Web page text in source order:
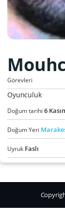
Görevleri
Oyunculuk
Doğum tarihi 6
Doğum Yeri
Uyruk Faslı